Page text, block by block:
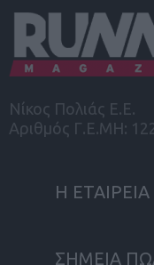
Νίκος Πολιάς Ε.Ε.
Αριθμός Γ.Ε.ΜΗ:
Η ΕΤΑΙΡΕΙΑ
ΣΗΜΕΙΑ